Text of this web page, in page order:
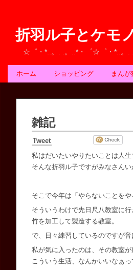
折羽ル子とケモ
☆゜・*:.。. .。.:*・゜☆゜・*:.。
ホーム ショッピング まんが
雑記
Tweet
私はだいたいやりたいことは人
そんな折羽ル子ですがみなさん
そこで今年は「やらないことを
そういうわけで先日尺八教室に行
竹を加工して製造する教室。
で、日々練習しているのですが
私が気に入ったのは、その教室
こういう生活、なんかいいなぁ